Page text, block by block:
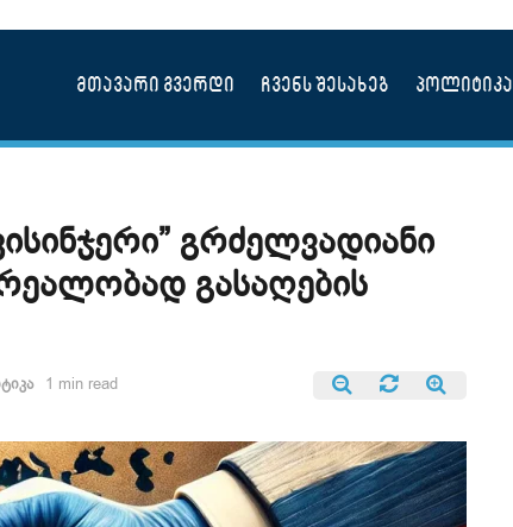
მთავარი გვერდი ჩვენს შესახებ პოლიტიკა
გრძელვადიანი
გასაღების
1 min read